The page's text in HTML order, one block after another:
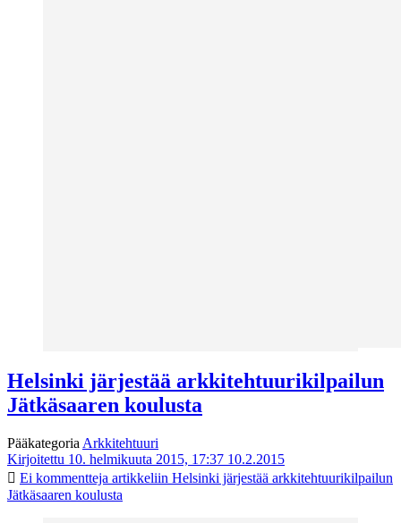
Helsinki järjestää arkkitehtuurikilpailun
Jätkäsaaren koulusta
Pääkategoria Arkkitehtuuri
Kirjoitettu 10. helmikuuta 2015, 17:37 10.2.2015
Ei kommentteja artikkeliin Helsinki järjestää arkkitehtuurikilpailun
Jätkäsaaren koulusta